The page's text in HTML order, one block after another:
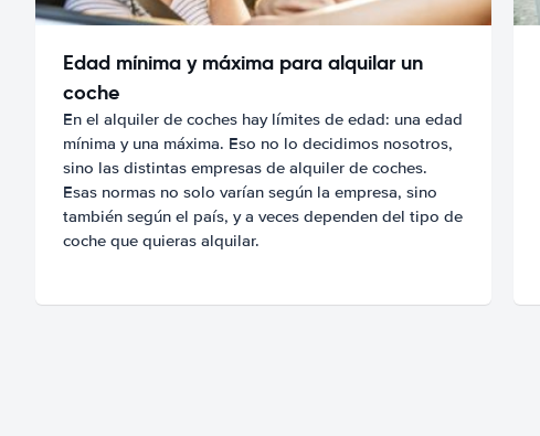
Edad mínima y máxima para alquilar un
coche
En el alquiler de coches hay límites de edad: una edad
mínima y una máxima. Eso no lo decidimos nosotros,
sino las distintas empresas de alquiler de coches.
Esas normas no solo varían según la empresa, sino
también según el país, y a veces dependen del tipo de
coche que quieras alquilar.